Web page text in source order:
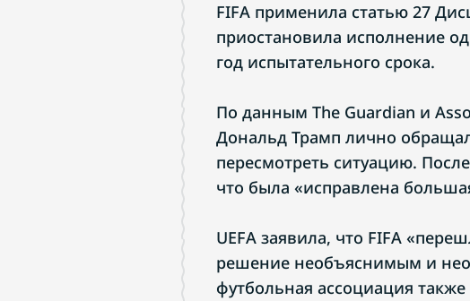
FIFA применила статью 27
приостановила исполнение
год испытательного срока.
По данным The Guardian и
Дональд Трамп лично
пересмотреть ситуацию.
что была «исправлена
UEFA заявила, что FIFA
решение необъяснимым и
футбольная ассоциация